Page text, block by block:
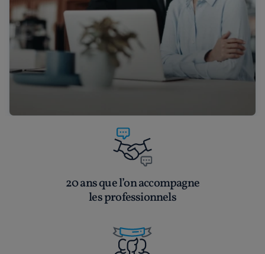
20 ans que l’on accompagne
les professionnels